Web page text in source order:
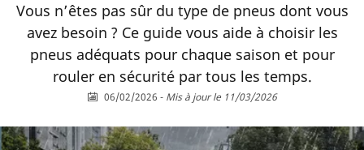
Vous n’êtes pas sûr du type de pneus dont vous
avez besoin ? Ce guide vous aide à choisir les
pneus adéquats pour chaque saison et pour
rouler en sécurité par tous les temps.
06/02/2026 - Mis à jour le 11/03/2026